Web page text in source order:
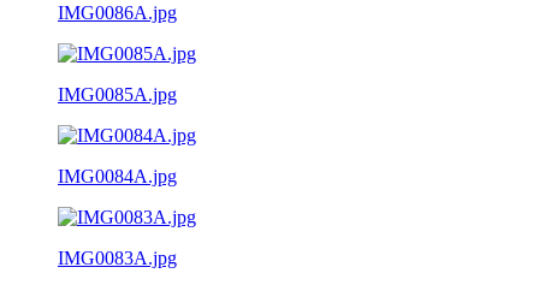
IMG0086A.jpg
IMG0085A.jpg
IMG0084A.jpg
IMG0083A.jpg